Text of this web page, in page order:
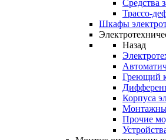
Средства
Трассо-
Шкафы
Назад
Греющий
Корпуса
Прочие